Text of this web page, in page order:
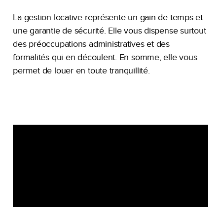
La gestion locative représente un gain de temps et
une garantie de sécurité. Elle vous dispense surtout
des préoccupations administratives et des
formalités qui en découlent. En somme, elle vous
permet de louer en toute tranquillité.